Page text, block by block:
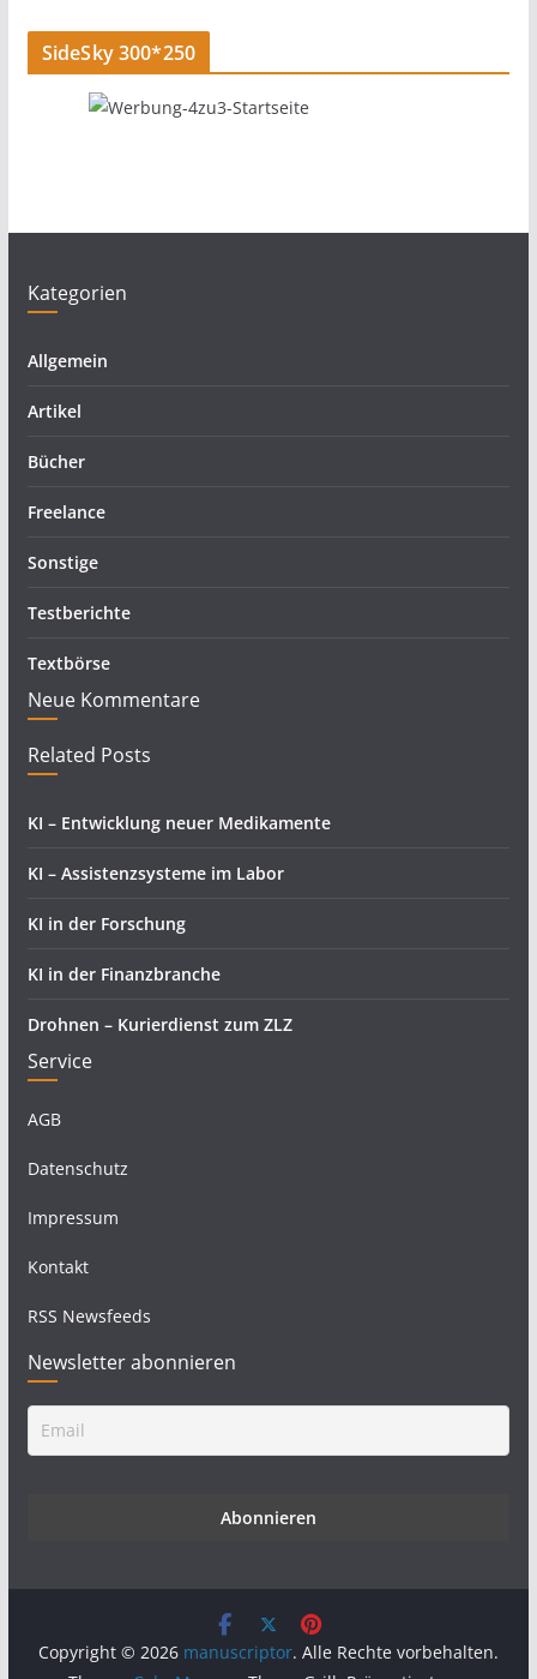
SideSky 300*250
Kategorien
Allgemein
Artikel
Bücher
Freelance
Sonstige
Testberichte
Textbörse
Neue Kommentare
Related Posts
KI – Entwicklung neuer Medikamente
KI – Assistenzsysteme im Labor
KI in der Forschung
KI in der Finanzbranche
Drohnen – Kurierdienst zum ZLZ
Service
AGB
Datenschutz
Impressum
Kontakt
RSS Newsfeeds
Newsletter abonnieren
Copyright © 2026 manuscriptor. Alle Rechte vorbehalten.